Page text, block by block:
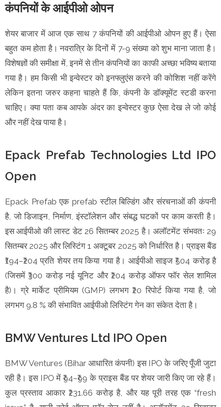
कंपनियों के आईपीओ ओपन
शेयर बाजार में आज एक साथ 7 कंपनियों की आईपीओ ओपन हुए हैं। ऐसा
बहुत कम होता है। नवरात्रि के दिनों में 7-9 संख्या को शुभ माना जाता है।
विशेषज्ञों की समीक्षा में, इनमें से तीन कंपनियों का काफी अच्छा भविष्य बताया
गया है। हम किसी भी इन्वेस्टर को इनफ्लुएंस करने की कोशिश नहीं करेंगे
लेकिन इतना जरुर कहना चाहते हैं कि, कंपनी के डॉक्यूमेंट स्टडी करना
चाहिए। क्या पता कब आपके अंदर का इन्वेस्टर कुछ ऐसा देख ले जो कोई
और नहीं देख पाया है।
Epack Prefab Technologies Ltd IPO
Open
Epack Prefab एक prefab स्टील बिल्डिंग और संरचनाओं की कंपनी
है, जो डिजाइन, निर्माण, इंस्टॉलेशन और संबद्ध घटकों पर काम करती है।
इस आईपीओ की लास्ट डेट 26 सितम्बर 2025 है। अलॉटमेंट संभवतः 29
सितम्बर 2025 और लिस्टिंग 1 अक्टूबर 2025 को निर्धारित है। प्राइस बैंड
₹194–₹204 प्रति शेयर तय किया गया है। आईपीओ साइज ₹504 करोड़ है
(जिसमें ₹300 करोड़ नई यूनिट और ₹204 करोड़ ऑफर फॉर सेल शामिल
है)। ग्रे मार्केट प्रीमियम (GMP) लगभग ₹20 रिपोर्ट किया गया है, जो
लगभग 9.8 % की संभावित आईपीओ लिस्टिंग गेन का संकेत देता है।
BMW Ventures Ltd IPO Open
BMW Ventures (Bihar आधारित कंपनी) इस IPO के जरिए पूँजी जुटा
रही है। इस IPO में ₹94–₹99 के प्राइस बैंड पर शेयर जारी किए जा रहे हैं।
कुल प्रस्ताव आकार ₹231.66 करोड़ है, और यह पूरी तरह एक “fresh